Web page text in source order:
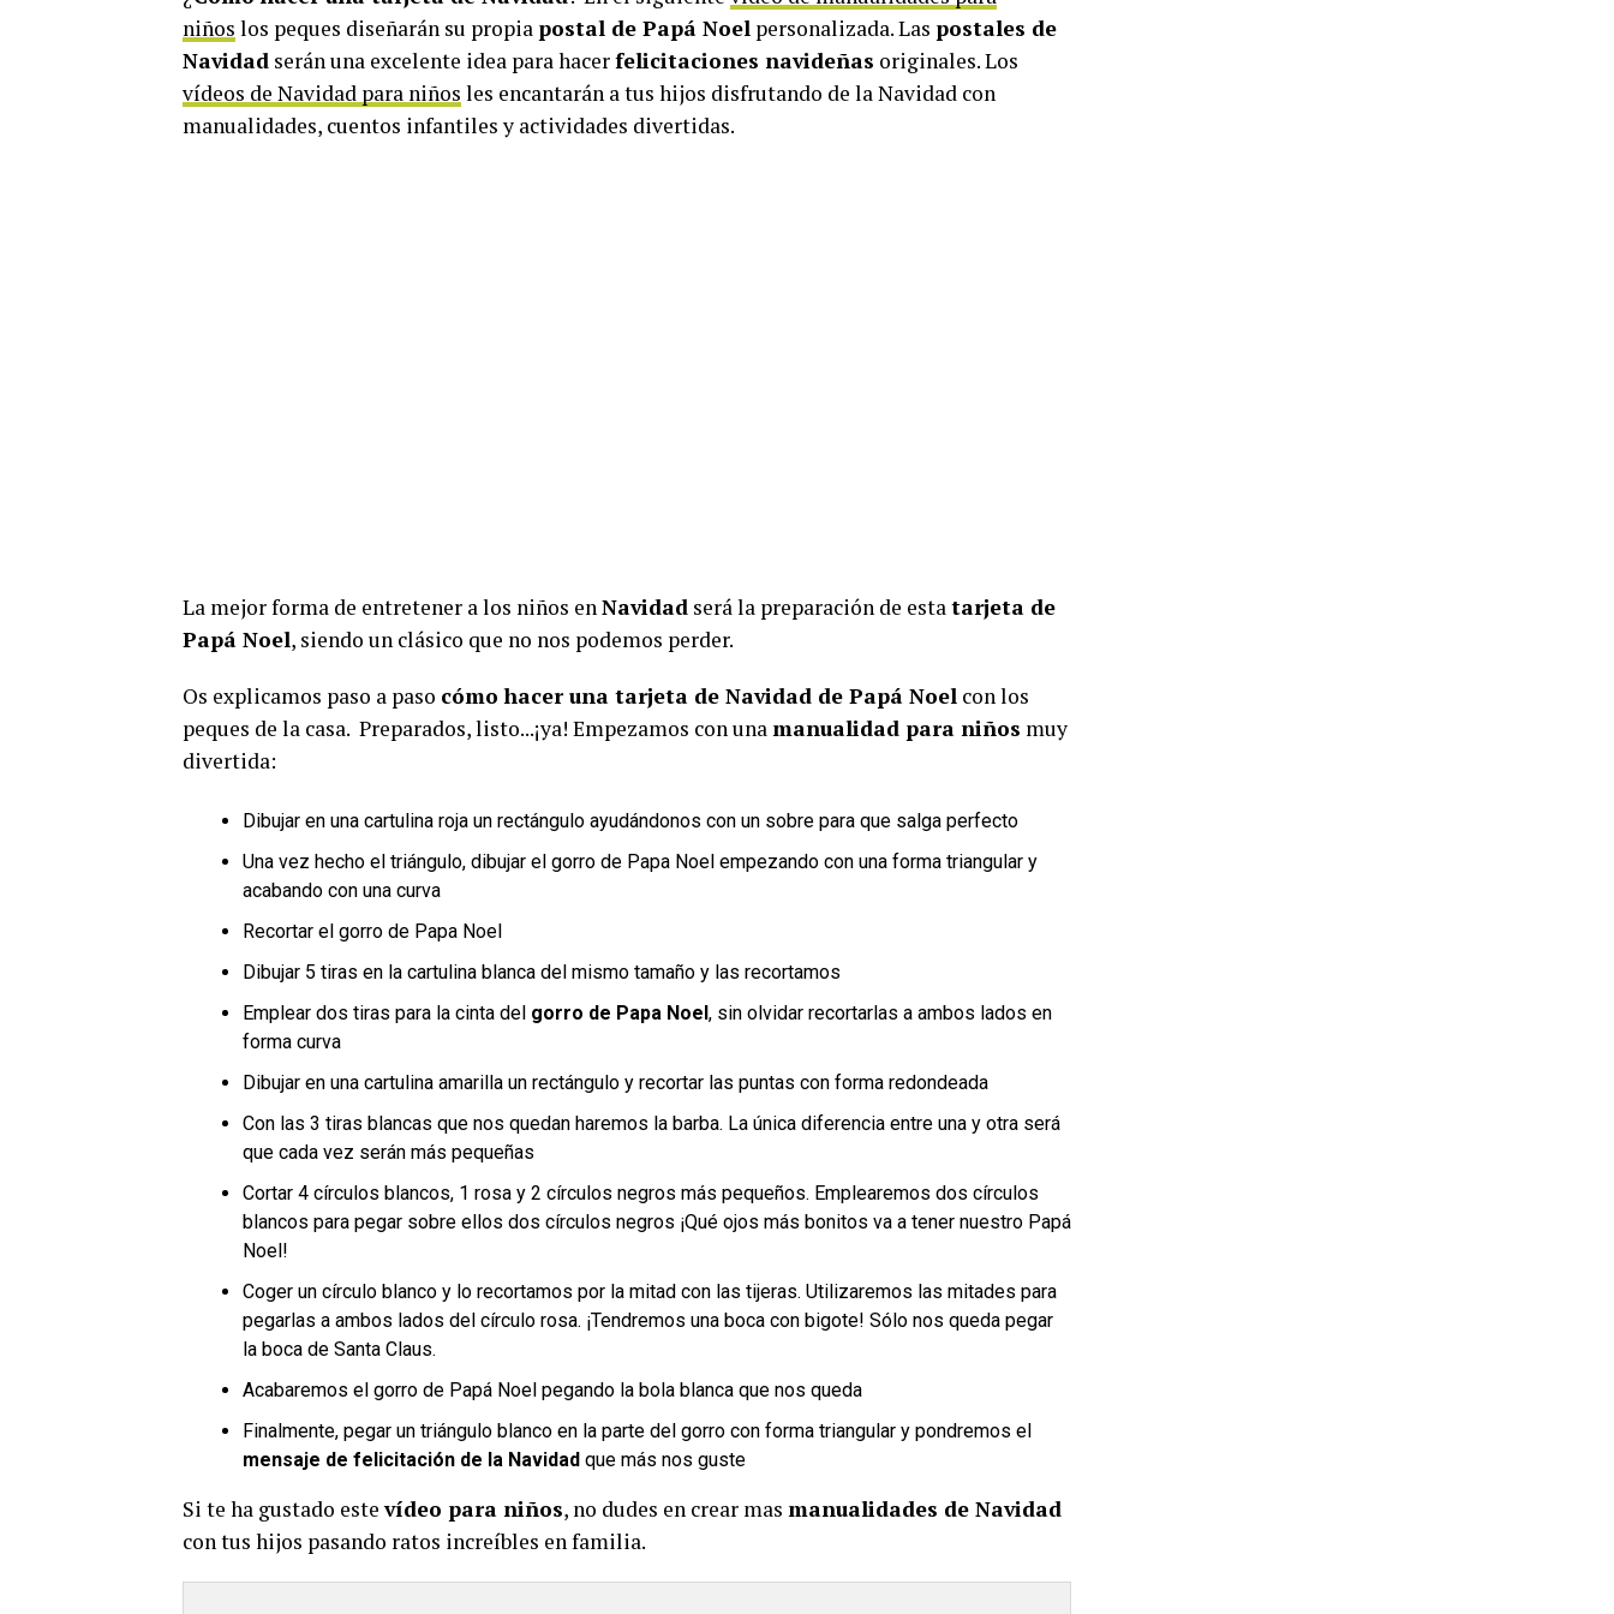
niños los peques diseñarán su propia postal de Papá Noel personalizada. Las postales de
Navidad serán una excelente idea para hacerfelicitaciones navideñas originales. Los
vídeos de Navidad para niños les encantarán a tus hijos disfrutando de la Navidad con
manualidades, cuentos infantiles y actividades divertidas.
La mejor forma de entretener a los niños enNavidad será la preparación de estatarjeta de
Papá Noel, siendo un clásico que no nos podemos perder.
Os explicamos paso a paso cómo hacer una tarjeta de Navidad de Papá Noel con los
peques de la casa. Preparados, listo...¡ya! Empezamos con unamanualidad para niños muy
divertida:
Dibujar en una cartulina roja un rectángulo ayudándonos con un sobre para que salga perfecto
Una vez hecho el triángulo, dibujar el gorro de Papa Noel empezando con una forma triangular y
acabando con una curva
Recortar el gorro de Papa Noel
Dibujar 5 tiras en la cartulina blanca del mismo tamaño y las recortamos
Emplear dos tiras para la cinta del gorro de Papa Noel, sin olvidar recortarlas a ambos lados en
forma curva
Dibujar en una cartulina amarilla un rectángulo y recortar las puntas con forma redondeada
Con las 3 tiras blancas que nos quedan haremos la barba. La única diferencia entre una y otra será
que cada vez serán más pequeñas
Cortar 4 círculos blancos, 1 rosa y 2 círculos negros más pequeños. Emplearemos dos círculos
blancos para pegar sobre ellos dos círculos negros ¡Qué ojos más bonitos va a tener nuestro Papá
Noel!
Coger un círculo blanco y lo recortamos por la mitad con las tijeras. Utilizaremos las mitades para
pegarlas a ambos lados del círculo rosa. ¡Tendremos una boca con bigote! Sólo nos queda pegar
la boca de Santa Claus.
Acabaremos el gorro de Papá Noel pegando la bola blanca que nos queda
Finalmente, pegar un triángulo blanco en la parte del gorro con forma triangular y pondremos el
mensaje de felicitación de la Navidad que más nos guste
Si te ha gustado estevídeo para niños, no dudes en crear mas manualidades de Navidad
con tus hijos pasando ratos increíbles en familia.